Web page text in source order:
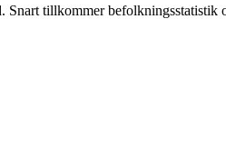
Snart tillkommer